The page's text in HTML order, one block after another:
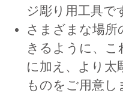
ジ彫り用工具で
さまざまな場所
きるように、
に加え、より太
ものをご用意し